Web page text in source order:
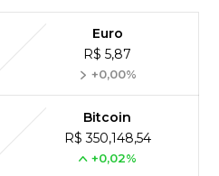
Euro
R$ 5,87
+0,00%
Bitcoin
R$ 350,148,54
+0,02%